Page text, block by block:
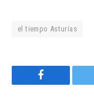
el tiempo Asturias
Facebook